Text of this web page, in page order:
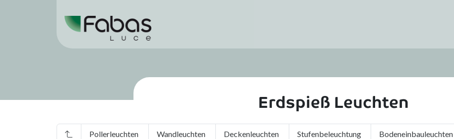
Erdspieß Leuchten
Pollerleuchten Wandleuchten Deckenleuchten Stufenbeleuchtung Bodeneinbauleuchten